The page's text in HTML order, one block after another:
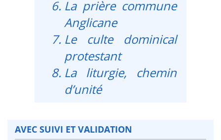
La prière commune
Anglicane
Le culte dominical
protestant
La liturgie, chemin
d’unité
AVEC SUIVI ET VALIDATION